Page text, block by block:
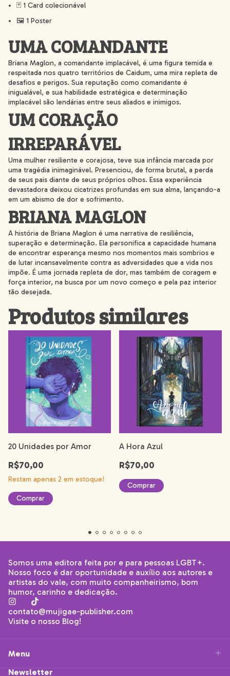
🃏 1 Card colecionável
🖼️ 1 Poster
UMA COMANDANTE
Briana Maglon, a comandante implacável, é uma figura temida e
respeitada nos quatro territórios de Caidum, uma mira repleta de
desafios e perigos. Sua reputação como comandante é
inigualável, e sua habilidade estratégica e determinação
implacável são lendárias entre seus aliados e inimigos.
UM CORAÇÃO
IRREPARÁVEL
Uma mulher resiliente e corajosa, teve sua infância marcada por
uma tragédia inimaginável. Presenciou, de forma brutal, a perda
de seus pais diante de seus próprios olhos. Essa experiência
devastadora deixou cicatrizes profundas em sua alma, lançando-a
em um abismo de dor e sofrimento.
BRIANA MAGLON
A história de Briana Maglon é uma narrativa de resiliência,
superação e determinação. Ela personifica a capacidade humana
de encontrar esperança mesmo nos momentos mais sombrios e
de lutar incansavelmente contra as adversidades que a vida nos
impõe. É uma jornada repleta de dor, mas também de coragem e
força interior, na busca por um novo começo e pela paz interior
tão desejada.
Produtos similares
20 Unidades por Amor
R$70,00
Restam apenas 2 em estoque!
A Hora Azul
R$70,00
Somos uma editora feita por e para pessoas LGBT+.
Nosso foco é dar oportunidade e auxílio aos autores e
artistas do vale, com muito companheirismo, bom
humor, carinho e dedicação.
contato@mujigae-publisher.com
Visite o nosso Blog!
Menu
Newsletter